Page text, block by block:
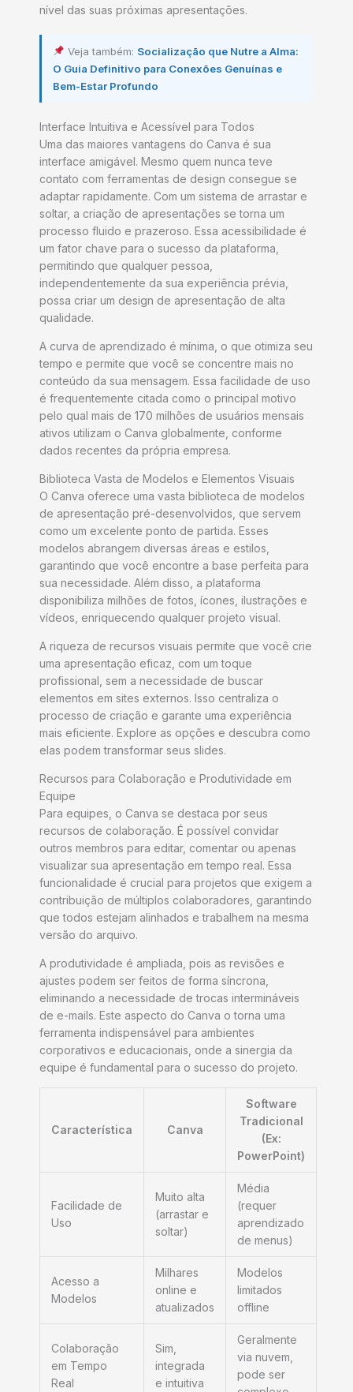
nível das suas próximas apresentações.
Veja também: Socialização que Nutre a Alma:
O Guia Definitivo para Conexões Genuínas e
Bem-Estar Profundo
Interface Intuitiva e Acessível para Todos
Uma das maiores vantagens do Canva é sua
interface amigável. Mesmo quem nunca teve
contato com ferramentas de design consegue se
adaptar rapidamente. Com um sistema de arrastar e
soltar, a criação de apresentações se torna um
processo fluido e prazeroso. Essa acessibilidade é
um fator chave para o sucesso da plataforma,
permitindo que qualquer pessoa,
independentemente da sua experiência prévia,
possa criar um design de apresentação de alta
qualidade.
A curva de aprendizado é mínima, o que otimiza seu
tempo e permite que você se concentre mais no
conteúdo da sua mensagem. Essa facilidade de uso
é frequentemente citada como o principal motivo
pelo qual mais de 170 milhões de usuários mensais
ativos utilizam o Canva globalmente, conforme
dados recentes da própria empresa.
Biblioteca Vasta de Modelos e Elementos Visuais
O Canva oferece uma vasta biblioteca de modelos
de apresentação pré-desenvolvidos, que servem
como um excelente ponto de partida. Esses
modelos abrangem diversas áreas e estilos,
garantindo que você encontre a base perfeita para
sua necessidade. Além disso, a plataforma
disponibiliza milhões de fotos, ícones, ilustrações e
vídeos, enriquecendo qualquer projeto visual.
A riqueza de recursos visuais permite que você crie
uma apresentação eficaz, com um toque
profissional, sem a necessidade de buscar
elementos em sites externos. Isso centraliza o
processo de criação e garante uma experiência
mais eficiente. Explore as opções e descubra como
elas podem transformar seus slides.
Recursos para Colaboração e Produtividade em
Equipe
Para equipes, o Canva se destaca por seus
recursos de colaboração. É possível convidar
outros membros para editar, comentar ou apenas
visualizar sua apresentação em tempo real. Essa
funcionalidade é crucial para projetos que exigem a
contribuição de múltiplos colaboradores, garantindo
que todos estejam alinhados e trabalhem na mesma
versão do arquivo.
A produtividade é ampliada, pois as revisões e
ajustes podem ser feitos de forma síncrona,
eliminando a necessidade de trocas intermináveis
de e-mails. Este aspecto do Canva o torna uma
ferramenta indispensável para ambientes
corporativos e educacionais, onde a sinergia da
equipe é fundamental para o sucesso do projeto.
Característica Canva
Software
Tradicional
(Ex:
PowerPoint)
Facilidade de
Uso
Muito alta
(arrastar e
soltar)
Média
(requer
aprendizado
de menus)
Acesso a
Modelos
Milhares
online e
atualizados
Modelos
limitados
offline
Colaboração
em Tempo
Real
Sim,
integrada
e intuitiva
Geralmente
via nuvem,
pode ser